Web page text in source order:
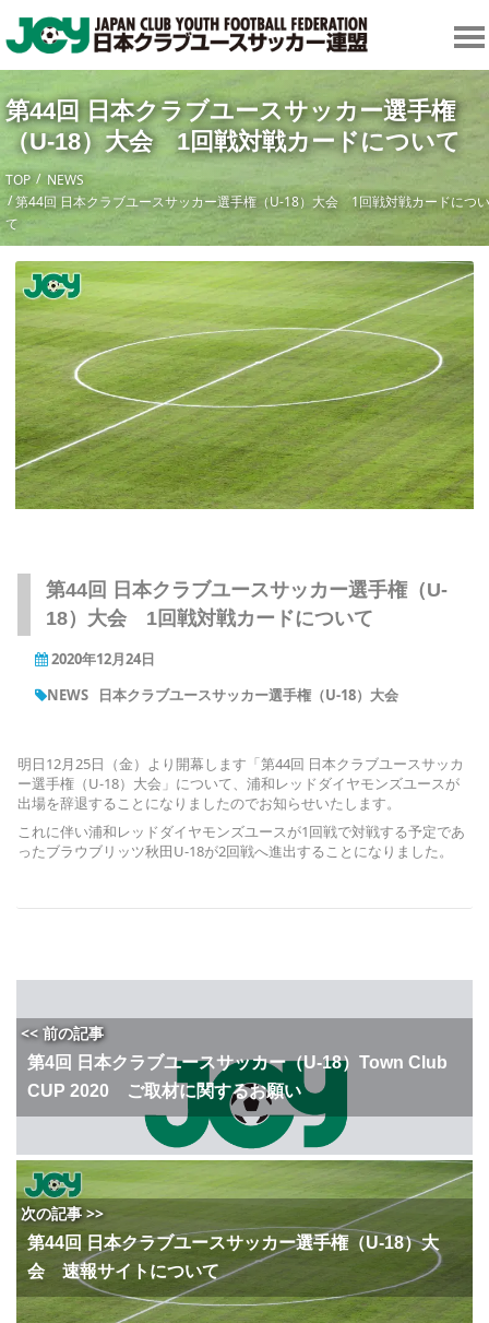
第44回 日本クラブユースサッカー選手権
（U-18）大会 1回戦対戦カードについて
TOP
NEWS
第44回 日本クラブユースサッカー選手権（U-18）大会 1回戦対戦カードについ
て
第44回 日本クラブユースサッカー選手権（U-
18）大会 1回戦対戦カードについて
2020年12月24日
NEWS
日本クラブユースサッカー選手権（U-18）大会
明日12月25日（金）より開幕します「第44回 日本クラブユースサッカ
ー選手権（U-18）大会」について、浦和レッドダイヤモンズユースが
出場を辞退することになりましたのでお知らせいたします。
これに伴い浦和レッドダイヤモンズユースが1回戦で対戦する予定であ
ったブラウブリッツ秋田U-18が2回戦へ進出することになりました。
<< 前の記事
第4回 日本クラブユースサッカー（U-18）Town Club
CUP 2020 ご取材に関するお願い
次の記事 >>
第44回 日本クラブユースサッカー選手権（U-18）大
会 速報サイトについて